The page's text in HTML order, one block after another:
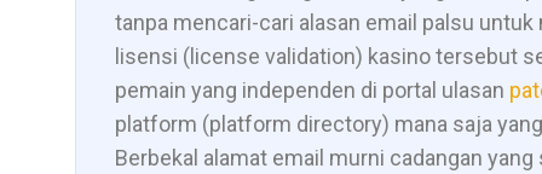
tanpa mencari-cari alasan email palsu
lisensi (license validation) kasino tersebut
pemain yang independen di portal ulasan
platform (platform directory) mana saja
Berbekal alamat email murni cadangan